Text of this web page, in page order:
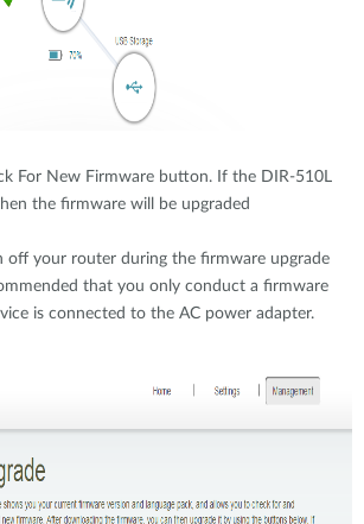
For New Firmware button. If the DIR-510L
the firmware will be upgraded
off your router during the firmware upgrade
that you only conduct a firmware
is connected to the AC power adapter.